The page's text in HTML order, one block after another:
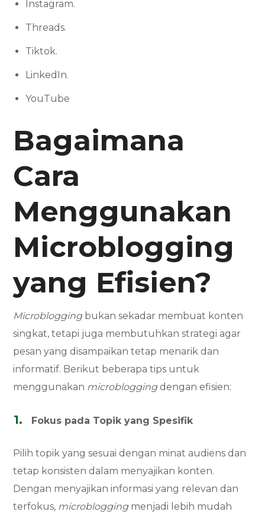
Instagram.
Threads.
Tiktok.
LinkedIn.
YouTube
Bagaimana
Cara
Menggunakan
Microblogging
yang Efisien?
Microbloggingbukan sekadar membuat konten
singkat, tetapi juga membutuhkan strategi agar
pesan yang disampaikan tetap menarik dan
informatif. Berikut beberapa tips untuk
menggunakan microbloggingdengan efisien:
Fokus pada Topik yang Spesifik
Pilih topik yang sesuai dengan minat audiens dan
tetap konsisten dalam menyajikan konten.
Dengan menyajikan informasi yang relevan dan
terfokus, microbloggingmenjadi lebih mudah